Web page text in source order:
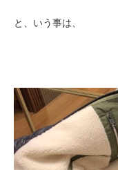
と、いう事は、